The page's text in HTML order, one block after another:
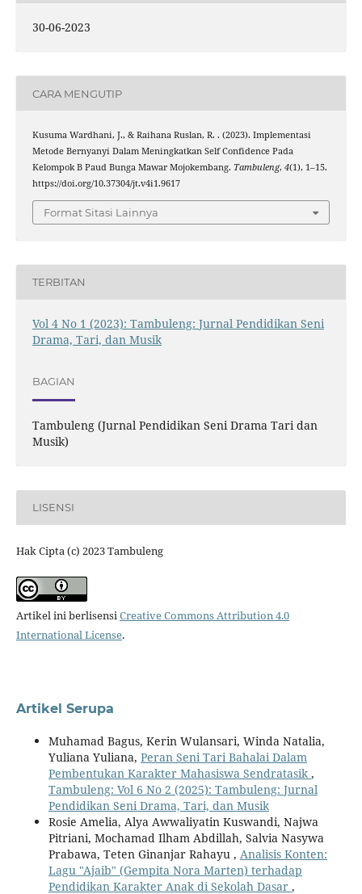
30-06-2023
CARA MENGUTIP
Kusuma Wardhani, J., & Raihana Ruslan, R. . (2023). Implementasi
Metode Bernyanyi Dalam Meningkatkan Self Confidence Pada
Kelompok B Paud Bunga Mawar Mojokembang. Tambuleng, 4(1), 1–15.
https://doi.org/10.37304/jt.v4i1.9617
Format Sitasi Lainnya
TERBITAN
Vol 4 No 1 (2023): Tambuleng: Jurnal Pendidikan Seni
Drama, Tari, dan Musik
BAGIAN
Tambuleng (Jurnal Pendidikan Seni Drama Tari dan
Musik)
LISENSI
Hak Cipta (c) 2023 Tambuleng
Artikel ini berlisensiCreative Commons Attribution 4.0
International License.
Artikel Serupa
Muhamad Bagus, Kerin Wulansari, Winda Natalia,
Yuliana Yuliana, Peran Seni Tari Bahalai Dalam
Pembentukan Karakter Mahasiswa Sendratasik ,
Tambuleng: Vol 6 No 2 (2025): Tambuleng: Jurnal
Pendidikan Seni Drama, Tari, dan Musik
Rosie Amelia, Alya Awwaliyatin Kuswandi, Najwa
Pitriani, Mochamad Ilham Abdillah, Salvia Nasywa
Prabawa, Teten Ginanjar Rahayu , Analisis Konten:
Lagu "Ajaib" (Gempita Nora Marten) terhadap
Pendidikan Karakter Anak di Sekolah Dasar ,